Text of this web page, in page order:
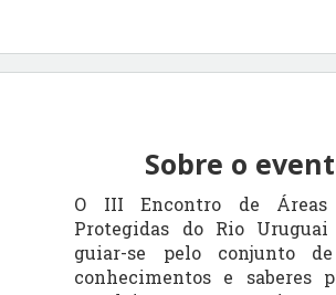
Sobre o
O III Encontro de Áreas
Protegidas do Rio Uruguai
guiar-se pelo conjunto de
conhecimentos e saberes